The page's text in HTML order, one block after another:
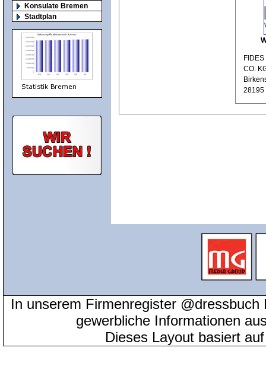
Konsulate Bremen
Stadtplan
CO.
28195
In unserem Firmenregister
gewerbliche Informationen
Dieses Layout basiert